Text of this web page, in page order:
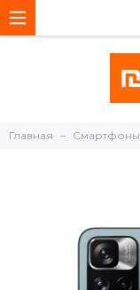
Главная Смартфоны